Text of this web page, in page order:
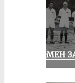
СПОМЕН